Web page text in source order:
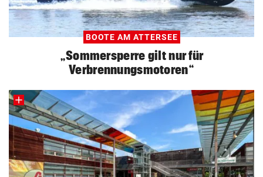
BOOTE AM ATTERSEE
„Sommersperre gilt nur für
Verbrennungsmotoren“